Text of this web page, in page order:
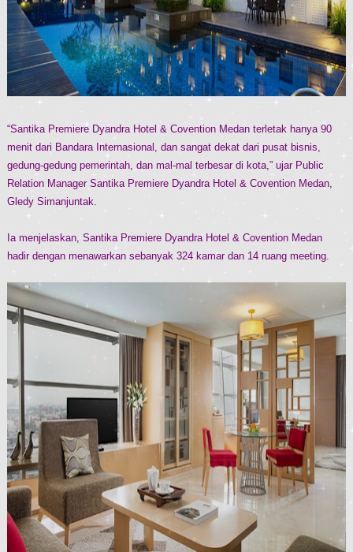
“Santika Premiere Dyandra Hotel & Covention Medan terletak hanya 90
menit dari Bandara Internasional, dan sangat dekat dari pusat bisnis,
gedung-gedung pemerintah, dan mal-mal terbesar di kota,” ujar Public
Relation Manager Santika Premiere Dyandra Hotel & Covention Medan,
Gledy Simanjuntak.
Ia menjelaskan, Santika Premiere Dyandra Hotel & Covention Medan
hadir dengan menawarkan sebanyak 324 kamar dan 14 ruang meeting.